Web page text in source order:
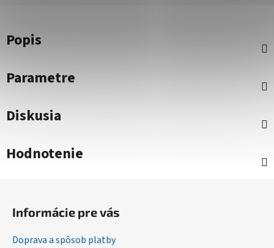
Popis
Parametre
Diskusia
Hodnotenie
Informácie pre vás
Doprava a spôsob platby